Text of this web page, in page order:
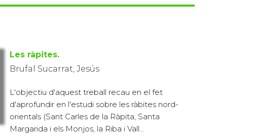
Les ràpites.
Brufal Sucarrat, Jesús
L'objectiu d'aquest treball recau en el fet
d'aprofundir en l'estudi sobre les ràbites nord-
orientals (Sant Carles de la Ràpita, Santa
Margarida i els Monjos, la Riba i Vall...